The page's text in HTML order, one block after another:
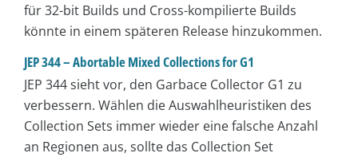
für 32-bit Builds und Cross-kompilierte Builds
könnte in einem späteren Release hinzukommen.
JEP 344 – Abortable Mixed Collections for G1
JEP 344 sieht vor, den Garbace Collector G1 zu
verbessern. Wählen die Auswahlheuristiken des
Collection Sets immer wieder eine falsche Anzahl
an Regionen aus, sollte das Collection Set